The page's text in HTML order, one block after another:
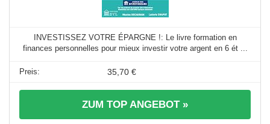
INVESTISSEZ VOTRE ÉPARGNE !: Le livre formation en
finances personnelles pour mieux investir votre argent en 6 ét ...
35,70 €
ZUM TOP ANGEBOT »